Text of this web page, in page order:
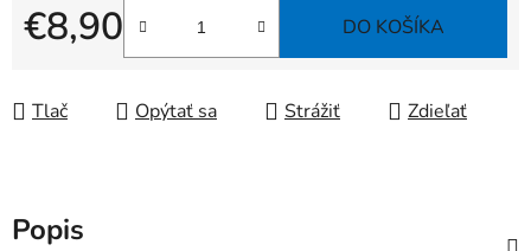
€8,90
Jednotková cena:
DO KOŠÍKA
Tlač Opýtať sa Strážiť Zdieľať
Popis